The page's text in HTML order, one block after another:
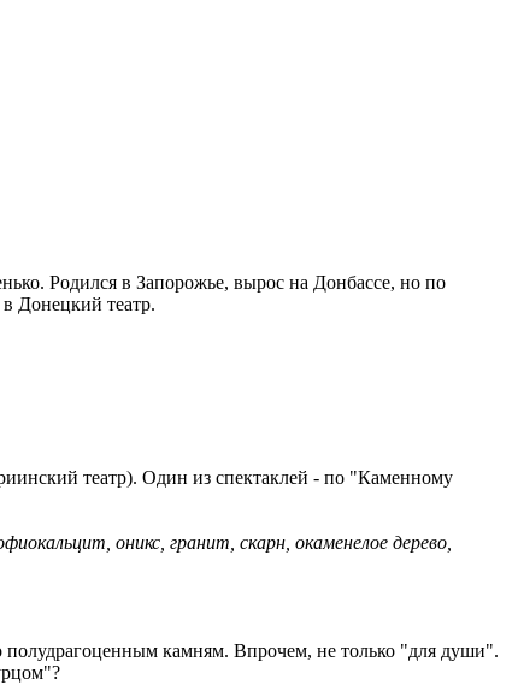
Родился в Запорожье, вырос на Донбассе, но по
Донецкий театр.
театр). Один из спектаклей - по "Каменному
оникс, гранит, скарн, окаменелое дерево,
полудрагоценным камням. Впрочем, не только "для души".